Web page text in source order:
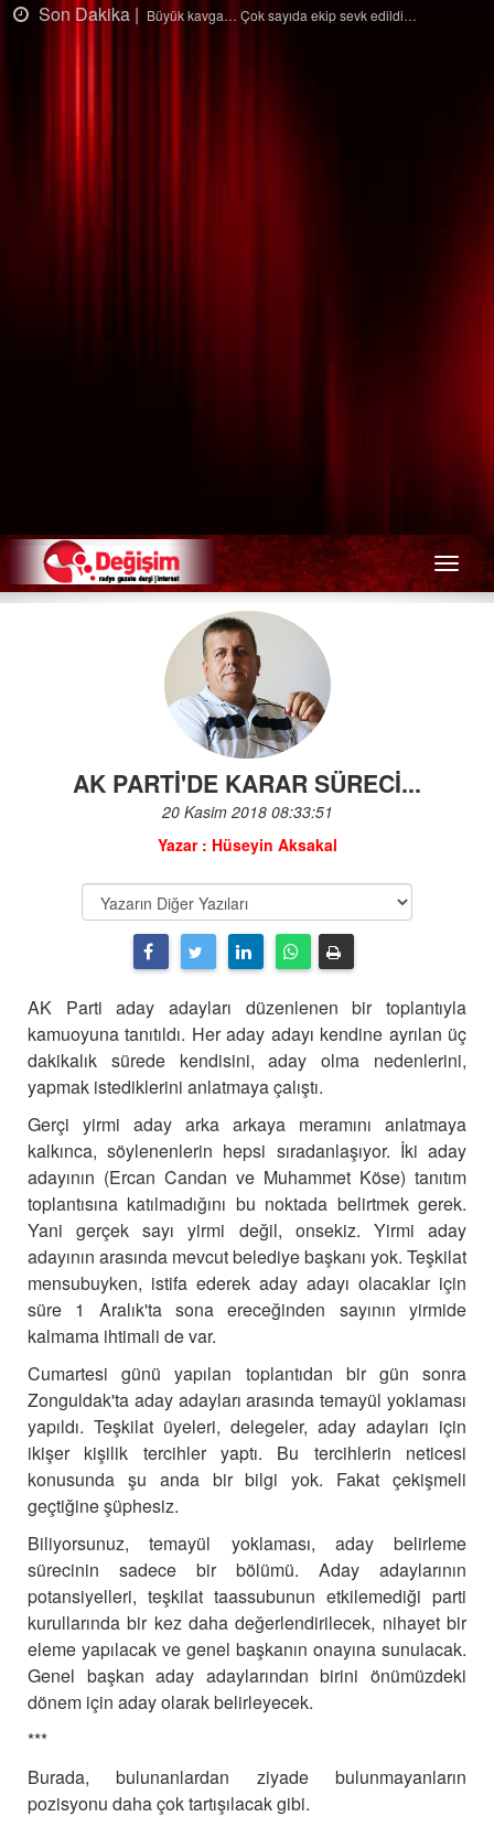
Son Dakika |Ağaçtan düştü…
Menü
AK PARTİ'DE KARAR SÜRECİ...
20 Kasim 2018 08:33:51
Yazar : Hüseyin Aksakal
AK Parti aday adayları düzenlenen bir toplantıyla
kamuoyuna tanıtıldı. Her aday adayı kendine ayrılan üç
dakikalık sürede kendisini, aday olma nedenlerini,
yapmak istediklerini anlatmaya çalıştı.
Gerçi yirmi aday arka arkaya meramını anlatmaya
kalkınca, söylenenlerin hepsi sıradanlaşıyor. İki aday
adayının (Ercan Candan ve Muhammet Köse) tanıtım
toplantısına katılmadığını bu noktada belirtmek gerek.
Yani gerçek sayı yirmi değil, onsekiz. Yirmi aday
adayının arasında mevcut belediye başkanı yok. Teşkilat
mensubuyken, istifa ederek aday adayı olacaklar için
süre 1 Aralık'ta sona ereceğinden sayının yirmide
kalmama ihtimali de var.
Cumartesi günü yapılan toplantıdan bir gün sonra
Zonguldak'ta aday adayları arasında temayül yoklaması
yapıldı. Teşkilat üyeleri, delegeler, aday adayları için
ikişer kişilik tercihler yaptı. Bu tercihlerin neticesi
konusunda şu anda bir bilgi yok.
Fakat çekişmeli
geçtiğine şüphesiz.
Biliyorsunuz, temayül yoklaması, aday belirleme
sürecinin sadece bir bölümü. Aday adaylarının
potansiyelleri, teşkilat taassubunun etkilemediği parti
kurullarında bir kez daha değerlendirilecek, nihayet bir
eleme yapılacak ve genel başkanın onayına sunulacak.
Genel başkan aday adaylarından birini önümüzdeki
dönem için aday olarak belirleyecek.
***
Burada, bulunanlardan ziyade bulunmayanların
pozisyonu daha çok tartışılacak gibi.